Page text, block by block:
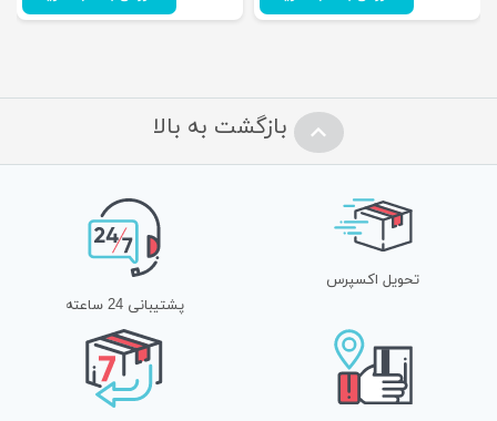
مربوط به آن می توانید با این مرکز در تماس باشید
بازگشت به بالا
تحویل اکسپرس
پشتیبانی 24 ساعته